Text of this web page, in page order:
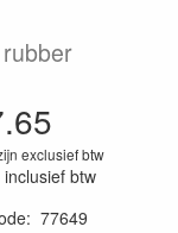
exclusief btw
inclusief btw
: 77649